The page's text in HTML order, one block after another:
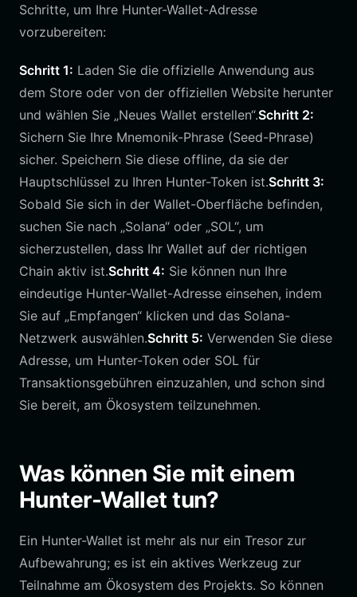
Schritte, um Ihre Hunter-Wallet-Adresse
vorzubereiten:
Schritt 1: Laden Sie die offizielle Anwendung aus
dem Store oder von der offiziellen Website herunter
und wählen Sie „Neues Wallet erstellen“.Schritt 2:
Sichern Sie Ihre Mnemonik-Phrase (Seed-Phrase)
sicher. Speichern Sie diese offline, da sie der
Hauptschlüssel zu Ihren Hunter-Token ist.Schritt 3:
Sobald Sie sich in der Wallet-Oberfläche befinden,
suchen Sie nach „Solana“ oder „SOL“, um
sicherzustellen, dass Ihr Wallet auf der richtigen
Chain aktiv ist.Schritt 4: Sie können nun Ihre
eindeutige Hunter-Wallet-Adresse einsehen, indem
Sie auf „Empfangen“ klicken und das Solana-
Netzwerk auswählen.Schritt 5: Verwenden Sie diese
Adresse, um Hunter-Token oder SOL für
Transaktionsgebühren einzuzahlen, und schon sind
Sie bereit, am Ökosystem teilzunehmen.
Was können Sie mit einem
Hunter-Wallet tun?
Ein Hunter-Wallet ist mehr als nur ein Tresor zur
Aufbewahrung; es ist ein aktives Werkzeug zur
Teilnahme am Ökosystem des Projekts. So können